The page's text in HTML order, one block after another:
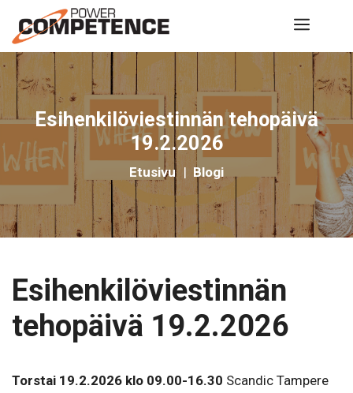
sisältöön
Esihenkilöviestinnän tehopäivä
19.2.2026
Etusivu | Blogi
Esihenkilöviestinnän
tehopäivä 19.2.2026
Torstai 19.2.2026 klo 09.00-16.30 Scandic Tampere